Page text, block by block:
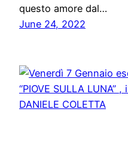
questo amore dal…
June 24, 2022